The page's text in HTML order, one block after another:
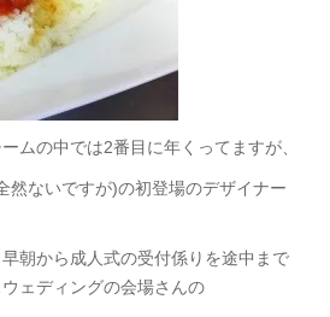
ムの中では2番目に年くってますが、
然ないですが)の初登場のデザイナー
朝から成人式の受付係りを途中まで
ェディングの会場さんの